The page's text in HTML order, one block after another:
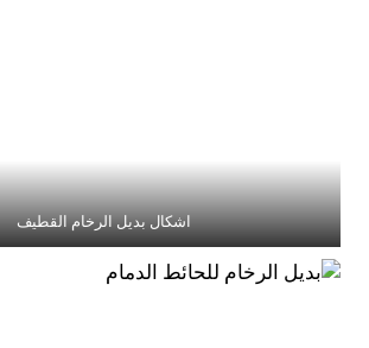
اشكال بديل الرخام القطيف